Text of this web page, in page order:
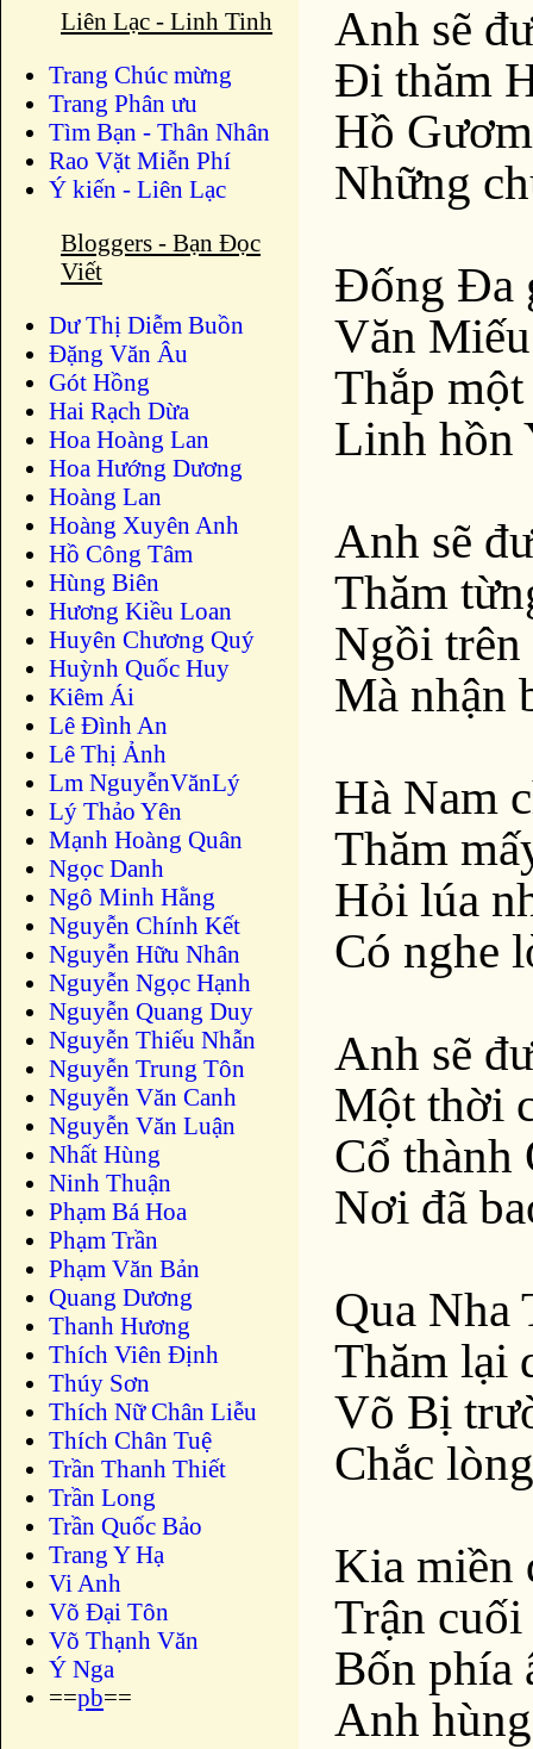
Liên Lạc - Linh Tinh
Trang Chúc mừng
Trang Phân ưu
Tìm Bạn - Thân Nhân
Rao Vặt Miễn Phí
Ý kiến - Liên Lạc
Bloggers - Bạn Đọc
Viết
Dư Thị Diễm Buồn
Ðặng Văn Âu
Gót Hồng
Hai Rạch Dừa
Hoa Hoàng Lan
Hoa Hướng Dương
Hoàng Lan
Hoàng Xuyên Anh
Hồ Công Tâm
Hùng Biên
Hương Kiều Loan
Huyên Chương Quý
Huỳnh Quốc Huy
Kiêm Ái
Lê Đình An
Lê Thị Ảnh
Lm NguyễnVănLý
Lý Thảo Yên
Mạnh Hoàng Quân
Ngọc Danh
Ngô Minh Hằng
Nguyễn Chính Kết
Nguyễn Hữu Nhân
Nguyễn Ngọc Hạnh
Nguyễn Quang Duy
Nguyễn Thiếu Nhẫn
Nguyễn Trung Tôn
Nguyễn Văn Canh
Nguyễn Văn Luận
Nhất Hùng
Ninh Thuận
Phạm Bá Hoa
Phạm Trần
Phạm Văn Bản
Quang Dương
Thanh Hương
Thích Viên Định
Thúy Sơn
Thích Nữ Chân Liễu
Thích Chân Tuệ
Trần Thanh Thiết
Trần Long
Trần Quốc Bảo
Trang Y Hạ
Vi Anh
Võ Đại Tôn
Võ Thạnh Văn
Ý Nga
==pb==
Anh sẽ
Đi thăm
Hồ
Những
Đống Đa
Văn
Thắp
Linh hồn
Anh sẽ
Thăm
Ngồi trên
Mà nhận
Hà Nam
Thăm
Hỏi lúa
Có nghe
Anh sẽ
Một thời
Cổ thành
Nơi đã
Qua Nha
Thăm lại
Võ Bị
Chắc
Kia miền
Trận cuối
Bốn phía
Anh